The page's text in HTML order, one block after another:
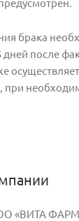
брака
дней после
при
«ВИТА